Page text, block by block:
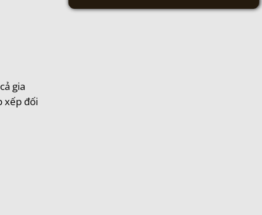
gia
xếp đối